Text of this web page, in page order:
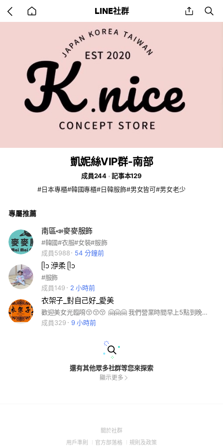
back
to
LINE社群 share
凱妮絲VIP群-南部
成員244
記事本129
#日本專櫃#韓國專櫃#日韓服飾#男女皆可#男女老少
專屬推薦
南區📣麥麥服飾
#韓國#衣服#女裝#服飾
成員5988
54 分鐘前
ᥫᩣ 洢柔 ᥫᩣ
#服飾
成員149
2 小時前
衣架子_對自己好_愛美
歡迎美女光臨唷😚😚😚 🤗🤗🤗 我們營業時間早上5點到晚上10點 每周三晚上會公布 一個禮拜的市場出攤時間✨️✨️✨️ 歡迎姐姐來逛逛唷 🇰🇷🇰🇷🇰🇷韓版女裝唷 晚上如有詐騙集團潛入 上傳連結🔗 千萬😱不要加入 🥰🥰需要服務找齡螢及建喆
成員329
9 小時前
還有其他眾多社群等您來探索
顯示更多
關於社群(Open
用戶準則 (Open
官方部落格 (Open
規則及政策(Open